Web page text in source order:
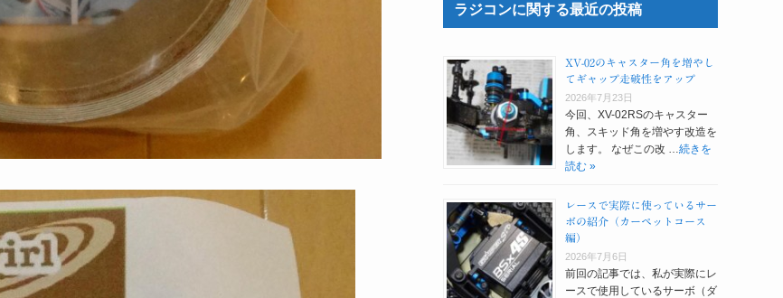
ラジコンに関する最近の投稿
XV-02のキャスター角を増やし
てギャップ走破性をアップ
2026年7月23日
今回、XV-02RSのキャスター
角、スキッド角を増やす改造を
します。 なぜこの改 …続きを
読む »
レースで実際に使っているサー
ボの紹介（カーペットコース
編）
2026年7月6日
前回の記事では、私が実際にレ
ースで使用しているサーボ（ダ